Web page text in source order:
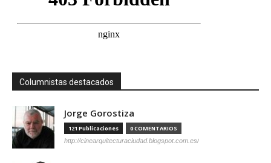
Columnistas destacados
Jorge Gorostiza
121 Publicaciones 0 COMENTARIOS
http://cinearquitecturaciudad.blogspot.com.es/